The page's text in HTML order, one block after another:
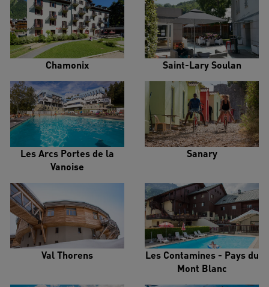
Chamonix Saint-Lary Soulan
Les Arcs Portes de la
Vanoise
Sanary
Val Thorens
Les Contamines - Pays du
Mont Blanc